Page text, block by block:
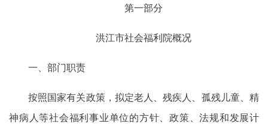
第一部分
洪江市社会福利院概况
一、部门职责
按照国家有关政策， 拟定老人、残疾人、孤残儿童、精
神病人等社会福利事业单位的方针、政策、法规和发展计